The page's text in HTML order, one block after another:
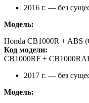
2016 г. — без
Модель:
Honda CB1000R + ABS
Код модели:
CB1000RF +
2017 г. — без
Модель: